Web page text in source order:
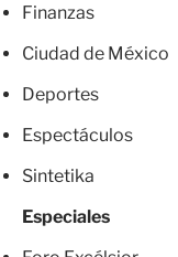
Finanzas
Ciudad de México
Deportes
Espectáculos
Sintetika
Especiales